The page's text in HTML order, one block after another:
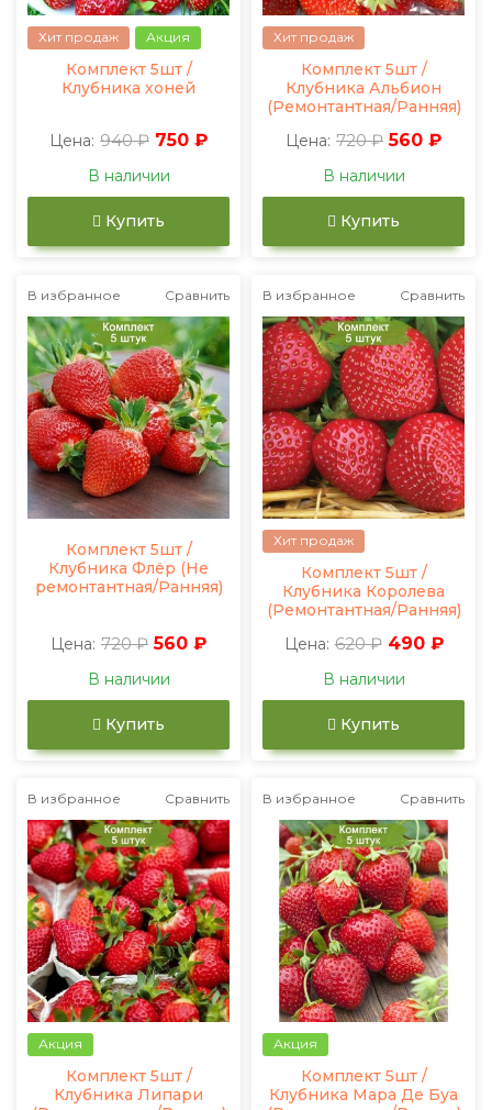
Хит продаж Акция
Комплект 5шт /
Клубника хоней
Цена: 940 ₽ 750 ₽
В наличии
Купить
Хит продаж
Комплект 5шт /
Клубника Альбион
(Ремонтантная/Ранняя)
Цена: 720 ₽ 560 ₽
В наличии
Купить
В избранное Сравнить
Комплект 5шт /
Клубника Флёр (Не
ремонтантная/Ранняя)
Цена: 720 ₽ 560 ₽
В наличии
Купить
В избранное Сравнить
Хит продаж
Комплект 5шт /
Клубника Королева
(Ремонтантная/Ранняя)
Цена: 620 ₽ 490 ₽
В наличии
Купить
В избранное Сравнить
Акция
Комплект 5шт /
Клубника Липари
В избранное Сравнить
Акция
Комплект 5шт /
Клубника Мара Де Буа